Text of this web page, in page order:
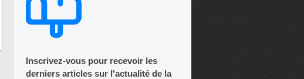
Inscrivez-vous pour recevoir les
derniers articles sur l'actualité de la